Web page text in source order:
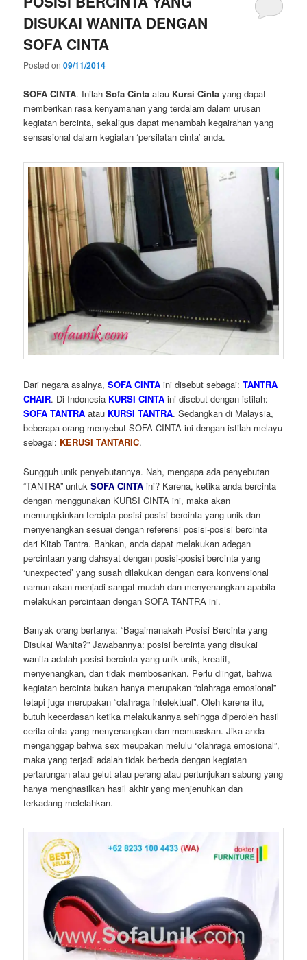
DISUKAI WANITA DENGAN
SOFA CINTA
Posted on09/11/2014
SOFA CINTA. InilahSofa Cinta atau Kursi Cinta yang dapat
memberikan rasa kenyamanan yang terdalam dalam urusan
kegiatan bercinta, sekaligus dapat menambah kegairahan yang
sensasional dalam kegiatan ‘persilatan cinta’ anda.
Dari negara asalnya,SOFA CINTA ini disebut sebagai:TANTRA
CHAIR. Di Indonesia KURSI CINTA ini disebut dengan istilah:
SOFA TANTRA atau KURSI TANTRA. Sedangkan di Malaysia,
beberapa orang menyebut SOFA CINTA ini dengan istilah melayu
sebagai: KERUSI TANTARIC.
Sungguh unik penyebutannya. Nah, mengapa ada penyebutan
“TANTRA” untukSOFA CINTA ini? Karena, ketika anda bercinta
dengan menggunakan KURSI CINTA ini, maka akan
memungkinkan tercipta posisi-posisi bercinta yang unik dan
menyenangkan sesuai dengan referensi posisi-posisi bercinta
dari Kitab Tantra. Bahkan, anda dapat melakukan adegan
percintaan yang dahsyat dengan posisi-posisi bercinta yang
‘unexpected’ yang susah dilakukan dengan cara konvensional
namun akan menjadi sangat mudah dan menyenangkan apabila
melakukan percintaan dengan SOFA TANTRA ini.
Banyak orang bertanya: “Bagaimanakah Posisi Bercinta yang
Disukai Wanita?” Jawabannya: posisi bercinta yang disukai
wanita adalah posisi bercinta yang unik-unik, kreatif,
menyenangkan, dan tidak membosankan. Perlu diingat, bahwa
kegiatan bercinta bukan hanya merupakan “olahraga emosional”
tetapi juga merupakan “olahraga intelektual”. Oleh karena itu,
butuh kecerdasan ketika melakukannya sehingga diperoleh hasil
cerita cinta yang menyenangkan dan memuaskan. Jika anda
menganggap bahwa sex meupakan melulu “olahraga emosional”,
maka yang terjadi adalah tidak berbeda dengan kegiatan
pertarungan atau gelut atau perang atau pertunjukan sabung yang
hanya menghasilkan hasil akhir yang menjenuhkan dan
terkadang melelahkan.